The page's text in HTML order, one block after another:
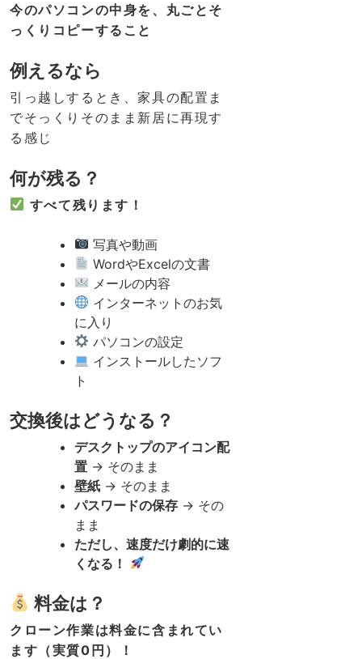
今のパソコンの中身を、丸ごとそ
っくりコピーすること
例えるなら
引っ越しするとき、家具の配置ま
でそっくりそのまま新居に再現す
る感じ
何が残る？
すべて残ります！
写真や動画
WordやExcelの文書
メールの内容
インターネットのお気
に入り
パソコンの設定
インストールしたソフ
ト
交換後はどうなる？
デスクトップのアイコン配
置 → そのまま
壁紙 → そのまま
パスワードの保存 → その
まま
ただし、速度だけ劇的に速
くなる！
料金は？
クローン作業は料金に含まれてい
ます（実質0円）！